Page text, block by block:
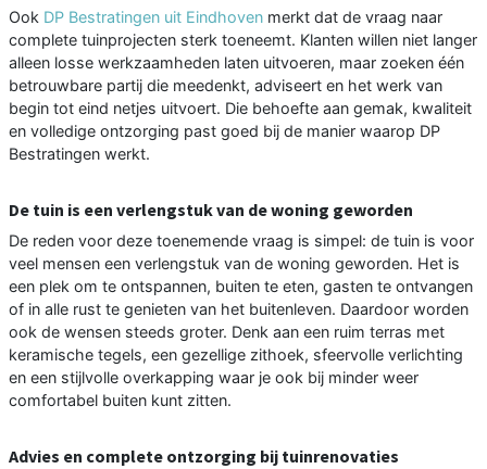
Ook DP Bestratingen uit Eindhoven merkt dat de vraag naar
complete tuinprojecten sterk toeneemt. Klanten willen niet langer
alleen losse werkzaamheden laten uitvoeren, maar zoeken één
betrouwbare partij die meedenkt, adviseert en het werk van
begin tot eind netjes uitvoert. Die behoefte aan gemak, kwaliteit
en volledige ontzorging past goed bij de manier waarop DP
Bestratingen werkt.
De tuin is een verlengstuk van de woning geworden
De reden voor deze toenemende vraag is simpel: de tuin is voor
veel mensen een verlengstuk van de woning geworden. Het is
een plek om te ontspannen, buiten te eten, gasten te ontvangen
of in alle rust te genieten van het buitenleven. Daardoor worden
ook de wensen steeds groter. Denk aan een ruim terras met
keramische tegels, een gezellige zithoek, sfeervolle verlichting
en een stijlvolle overkapping waar je ook bij minder weer
comfortabel buiten kunt zitten.
Advies en complete ontzorging bij tuinrenovaties